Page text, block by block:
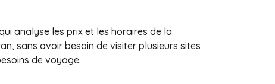
analyse les prix et les horaires de la
sans avoir besoin de visiter plusieurs sites
de voyage.